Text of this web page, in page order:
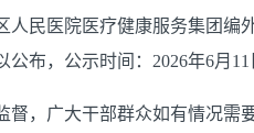
人民医院医疗健康服务集团编
公布，公示时间： 2026年6月 11
督，广大干部群众如有情况需